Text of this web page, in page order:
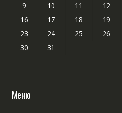
9
10 11 12
16
17 18 19
23
24 25 26
30
31
Меню